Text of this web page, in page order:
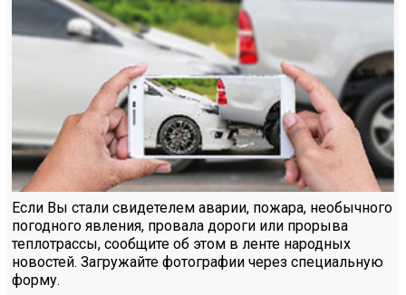
Если Вы стали свидетелем аварии, пожара, необычного
погодного явления, провала дороги или прорыва
теплотрассы, сообщите об этом в ленте народных
новостей. Загружайте фотографии через специальную
форму.